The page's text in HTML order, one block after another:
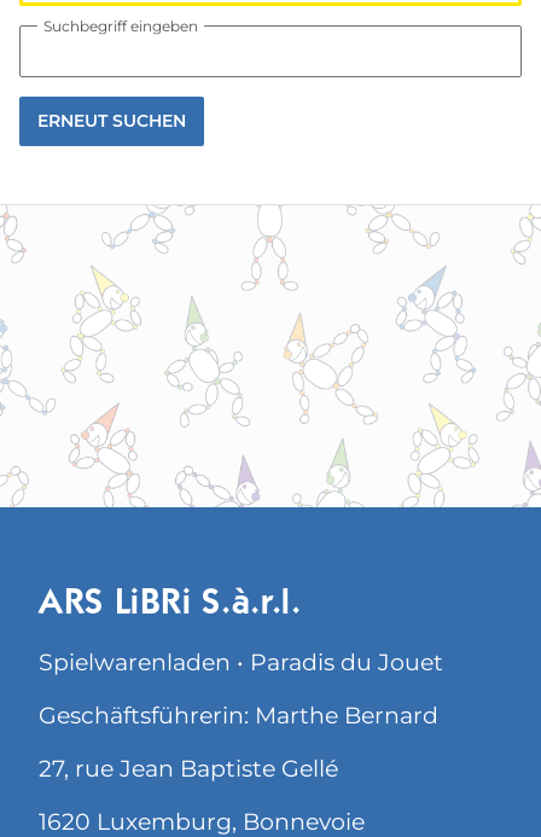
Suchbegriff eingeben
ERNEUT SUCHEN
ARS LiBRi S.à.r.l.
Spielwarenladen • Paradis du Jouet
Geschäftsführerin: Marthe Bernard
27, rue Jean Baptiste Gellé
1620 Luxemburg, Bonnevoie